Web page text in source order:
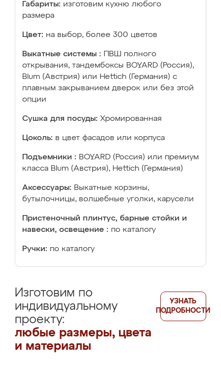
Габариты: изготовим кухню любого
размера
Цвет: на выбор, более 300 цветов
Выкатные системы :
ПВШ полного
открывания, тандембоксы BOYARD (Россия),
Blum (Австрия) или Hettich (Германия) с
плавным закрыванием дверок или без этой
опции
Сушка для посуды: Хромированная
Цоколь: в цвет фасадов или корпуса
Подъемники : BOYARD (Россия) или премиум
класса Blum (Австрия), Hettich (Германия)
Аксессуары: Выкатные корзины,
бутылочницы, волшебные уголки, карусели
Пристеночный плинтус, барные стойки и
навески, освещение : по каталогу
Ручки: по каталогу
Изготовим по
индивидуальному
проекту:
любые размеры, цвета
и материалы
УЗНАТЬ
ПОДРОБНОСТИ